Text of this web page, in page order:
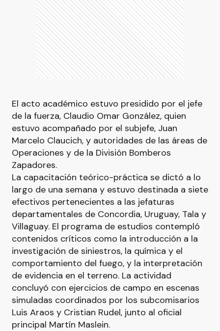
El acto académico estuvo presidido por el jefe
de la fuerza, Claudio Omar González, quien
estuvo acompañado por el subjefe, Juan
Marcelo Claucich, y autoridades de las áreas de
Operaciones y de la División Bomberos
Zapadores.
La capacitación teórico-práctica se dictó a lo
largo de una semana y estuvo destinada a siete
efectivos pertenecientes a las jefaturas
departamentales de Concordia, Uruguay, Tala y
Villaguay. El programa de estudios contempló
contenidos críticos como la introducción a la
investigación de siniestros, la química y el
comportamiento del fuego, y la interpretación
de evidencia en el terreno. La actividad
concluyó con ejercicios de campo en escenas
simuladas coordinados por los subcomisarios
Luis Araos y Cristian Rudel, junto al oficial
principal Martín Maslein.